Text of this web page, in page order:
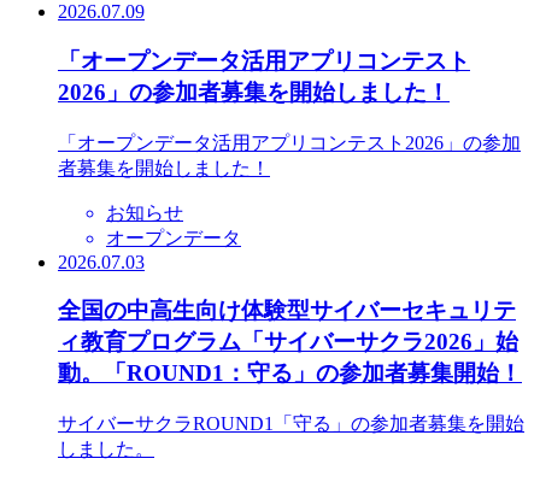
2026.07.09
「オープンデータ活用アプリコンテスト
2026」の参加者募集を開始しました！
「オープンデータ活用アプリコンテスト2026」の参加
者募集を開始しました！
お知らせ
オープンデータ
2026.07.03
全国の中高生向け体験型サイバーセキュリテ
ィ教育プログラム「サイバーサクラ2026」始
動。「ROUND1：守る」の参加者募集開始！
サイバーサクラROUND1「守る」の参加者募集を開始
しました。